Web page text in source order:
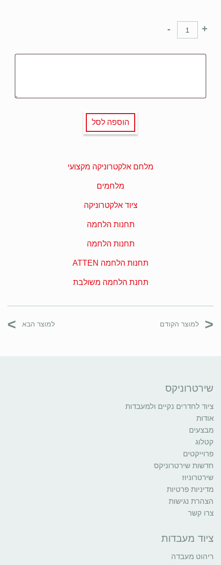
+
-
הוספה לסל
מלחם אלקטרוניקה מקצועי
מלחמים
ציוד אלקטרוניקה
תחנות הלחמה
תחנות הלחמה
תחנות הלחמה ATTEN
תחנת הלחמה משולבת
< למוצר הקודם למוצר הבא >
שירטרוניקס
ציוד לחדרים נקיים ולמעבדות
אודות
מבצעים
קטלוג
פרוייקטים
חדשות שירטרוניקס
שירטרוניוז
מדיניות פרטיות
הצהרת נגישות
צרו קשר
ציוד מעבדות
ריהוט מעבדה